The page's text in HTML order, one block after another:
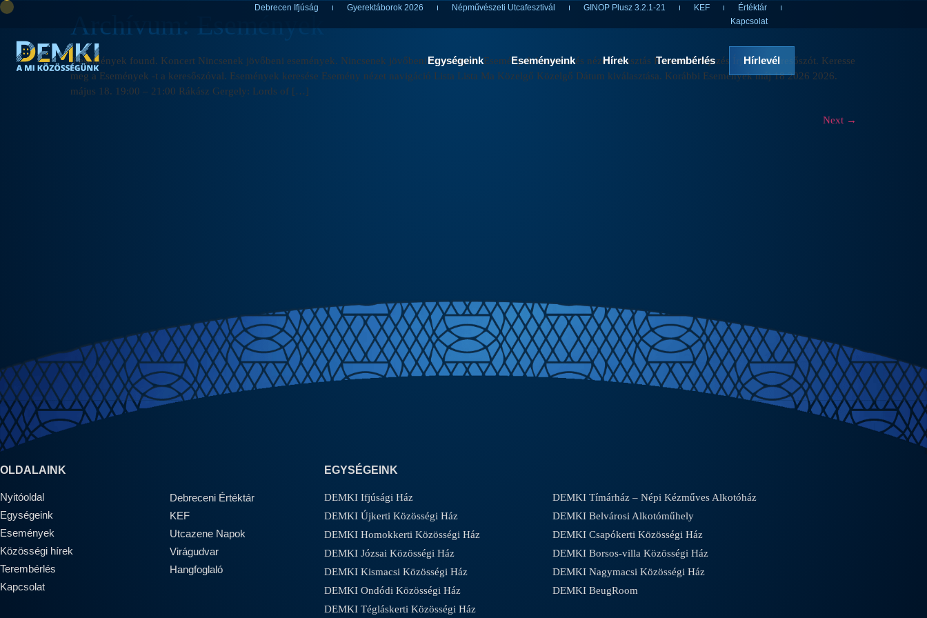
Debrecen Ifjúság Gyerektáborok 2026 Népművészeti Utcafesztivál GINOP Plusz 3.2.1-21 KEF
Értéktár
Kapcsolat
Egységeink Eseményeink Hírek Terembérlés Hírlevél
Archívum:Események
0 események found. Koncert Nincsenek jövőbeni események. Nincsenek jövőbeni események. Események keresése és nézet választás Keresett kifejezés Írja be a keresőszót. Keresse
meg a Események -t a keresőszóval. Események keresése Esemény nézet navigáció Lista Lista Ma Közelgő Közelgő Dátum kiválasztása. Korábbi Események máj 18 2026 2026.
május 18. 19:00 – 21:00 Rákász Gergely: Lords of […]
Next →
OLDALAINK
Nyitóoldal
Egységeink
Események
Közösségi hírek
Terembérlés
Kapcsolat
Debreceni Értéktár
KEF
Utcazene Napok
Virágudvar
Hangfoglaló
EGYSÉGEINK
DEMKI Ifjúsági Ház
DEMKI Tímárház – Népi Kézműves Alkotóház
DEMKI Újkerti Közösségi Ház
DEMKI Belvárosi Alkotóműhely
DEMKI Homokkerti Közösségi Ház
DEMKI Csapókerti Közösségi Ház
DEMKI Józsai Közösségi Ház
DEMKI Borsos-villa Közösségi Ház
DEMKI Kismacsi Közösségi Ház
DEMKI Nagymacsi Közösségi Ház
DEMKI Ondódi Közösségi Ház
DEMKI BeugRoom
DEMKI Tégláskerti Közösségi Ház